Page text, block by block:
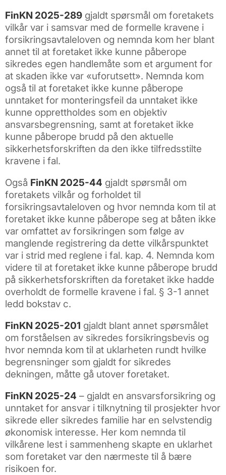
FinKN 2025-289 gjaldt spørsmål om foretakets
vilkår var i samsvar med de formelle kravene i
forsikringsavtaleloven og nemnda kom her blant
annet til at foretaket ikke kunne påberope
sikredes egen handlemåte som et argument for
at skaden ikke var «uforutsett». Nemnda kom
også til at foretaket ikke kunne påberope
unntaket for monteringsfeil da unntaket ikke
kunne opprettholdes som en objektiv
ansvarsbegrensning, samt at foretaket ikke
kunne påberope brudd på den aktuelle
sikkerhetsforskriften da den ikke tilfredsstilte
kravene i fal.
Også FinKN 2025-44 gjaldt spørsmål om
foretakets vilkår og forholdet til
forsikringsavtaleloven og hvor nemnda kom til at
foretaket ikke kunne påberope seg at båten ikke
var omfattet av forsikringen som følge av
manglende registrering da dette vilkårspunktet
var i strid med reglene i fal. kap. 4. Nemnda kom
videre til at foretaket ikke kunne påberope brudd
på sikkerhetsforskriften da foretaket ikke hadde
overholdt de formelle kravene i fal. § 3-1 annet
ledd bokstav c.
FinKN 2025-201 gjaldt blant annet spørsmålet
om forståelsen av sikredes forsikringsbevis og
hvor nemnda kom til at uklarheten rundt hvilke
begrensninger som gjaldt for sikredes
dekningen, måtte gå utover foretaket.
FinKN 2025-24 – gjaldt en ansvarsforsikring og
unntaket for ansvar i tilknytning til prosjekter hvor
sikrede eller sikredes familie har en selvstendig
økonomisk interesse. Her kom nemnda til
vilkårene lest i sammenheng skapte en uklarhet
som foretaket var den nærmeste til å bære
risikoen for.